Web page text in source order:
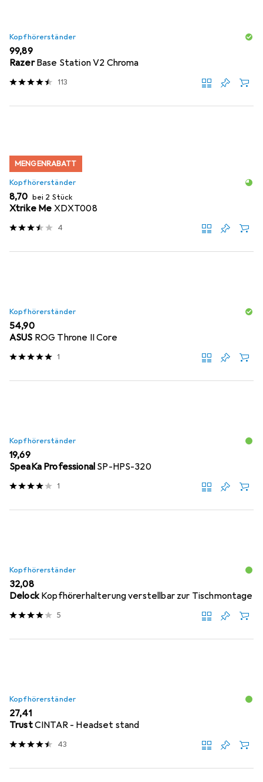
Kopfhörerständer
EUR
99,89
Razer Base Station V2 Chroma
113
MENGENRABATT
Kopfhörerständer
EUR
8,70 bei 2 Stück
Xtrike Me XDXT008
4
Kopfhörerständer
EUR
54,90
ASUS ROG Throne II Core
1
Kopfhörerständer
EUR
19,69
SpeaKa Professional SP-HPS-320
1
Kopfhörerständer
EUR
32,08
Delock Kopfhörerhalterung verstellbar zur Tischmontage
5
Kopfhörerständer
EUR
27,41
TrustCINTAR - Headset stand
43